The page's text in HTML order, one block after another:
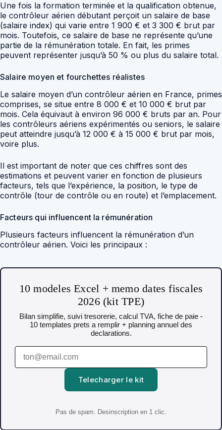
Une fois la formation terminée et la qualification obtenue,
le contrôleur aérien débutant perçoit un salaire de base
(salaire index) qui varie entre 1 900 € et 3 300 € brut par
mois. Toutefois, ce salaire de base ne représente qu’une
partie de la rémunération totale. En fait, les primes
peuvent représenter jusqu’à 50 % ou plus du salaire total.
Salaire moyen et fourchettes réalistes
Le salaire moyen d’un contrôleur aérien en France, primes
comprises, se situe entre 8 000 € et 10 000 € brut par
mois. Cela équivaut à environ 96 000 € bruts par an. Pour
les contrôleurs aériens expérimentés ou seniors, le salaire
peut atteindre jusqu’à 12 000 € à 15 000 € brut par mois,
voire plus.
Il est important de noter que ces chiffres sont des
estimations et peuvent varier en fonction de plusieurs
facteurs, tels que l’expérience, la position, le type de
contrôle (tour de contrôle ou en route) et l’emplacement.
Facteurs qui influencent la rémunération
Plusieurs facteurs influencent la rémunération d’un
contrôleur aérien. Voici les principaux :
10 modeles Excel + memo dates fiscales
2026 (kit TPE)
Bilan simplifie, suivi tresorerie, calcul TVA, fiche de paie -
10 templates prets a remplir + planning annuel des
declarations.
Telecharger le kit
Pas de spam. Desinscription en 1 clic.